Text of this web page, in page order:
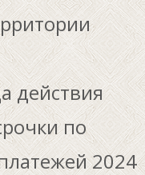
действия
по
2024